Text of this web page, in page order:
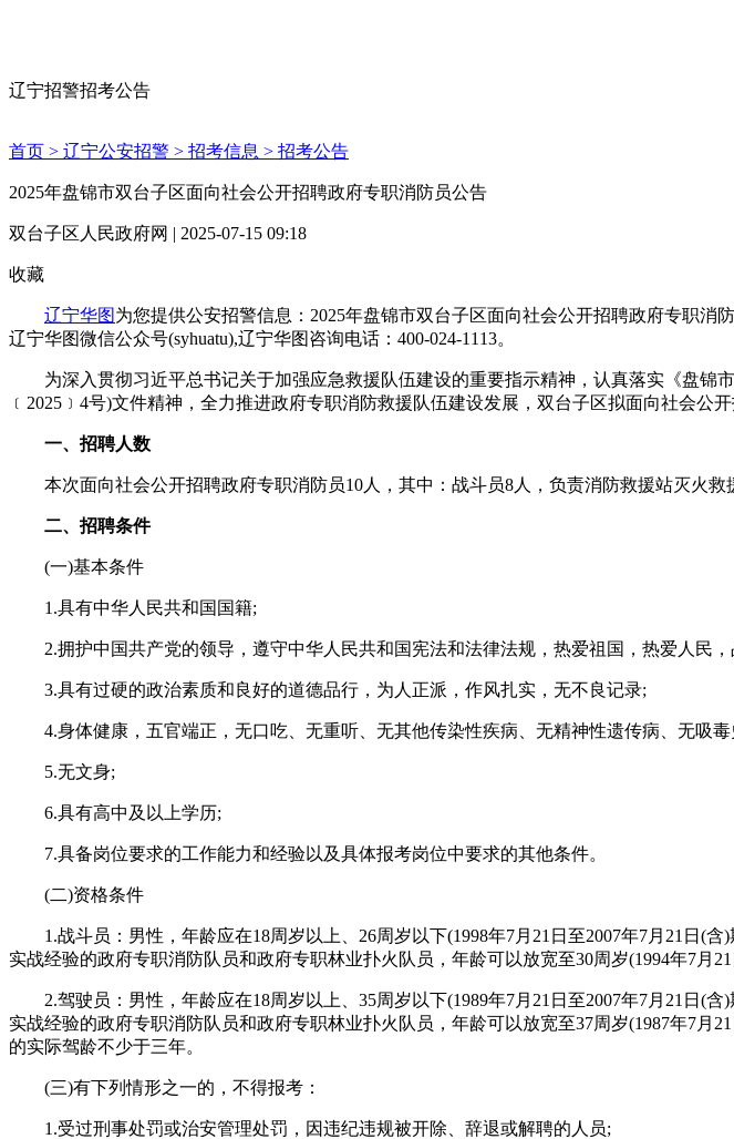
辽宁招警招考公告
首页 > 辽宁公安招警 > 招考信息 > 招考公告
2025年盘锦市双台子区面向社会公开招聘政府专职消防员公告
双台子区人民政府网 | 2025-07-15 09:18
收藏
辽宁华图为您提供公安招警信息：2025年盘锦市双台子区面向社会公开招聘政府专职
辽宁华图微信公众号(syhuatu),辽宁华图咨询电话：400-024-1113。
为深入贯彻习近平总书记关于加强应急救援队伍建设的重要指示精神，认真落实《盘锦
﹝2025﹞4号)文件精神，全力推进政府专职消防救援队伍建设发展，双台子区拟面向社会公
一、招聘人数
本次面向社会公开招聘政府专职消防员10人，其中：战斗员8人，负责消防救援站灭火救
二、招聘条件
(一)基本条件
1.具有中华人民共和国国籍;
2.拥护中国共产党的领导，遵守中华人民共和国宪法和法律法规，热爱祖国，热爱人民，
3.具有过硬的政治素质和良好的道德品行，为人正派，作风扎实，无不良记录;
4.身体健康，五官端正，无口吃、无重听、无其他传染性疾病、无精神性遗传病、无吸毒
5.无文身;
6.具有高中及以上学历;
7.具备岗位要求的工作能力和经验以及具体报考岗位中要求的其他条件。
(二)资格条件
1.战斗员：男性，年龄应在18周岁以上、26周岁以下(1998年7月21日至2007年7月21日(
实战经验的政府专职消防队员和政府专职林业扑火队员，年龄可以放宽至30周岁(1994年7月
2.驾驶员：男性，年龄应在18周岁以上、35周岁以下(1989年7月21日至2007年7月21日(
实战经验的政府专职消防队员和政府专职林业扑火队员，年龄可以放宽至37周岁(1987年7月
的实际驾龄不少于三年。
(三)有下列情形之一的，不得报考：
1.受过刑事处罚或治安管理处罚，因违纪违规被开除、辞退或解聘的人员;